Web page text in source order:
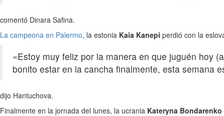
comentó Dinara Safina.
La campeona en Palermo, la estonia Kaia Kanepi perdió con la
«Estoy muy feliz por la manera en que juguén hoy
bonito estar en la cancha finalmente, esta semana
dijo Hantuchova.
Finalmente en la jornada del lunes, la ucrania Kateryna Bondarenko